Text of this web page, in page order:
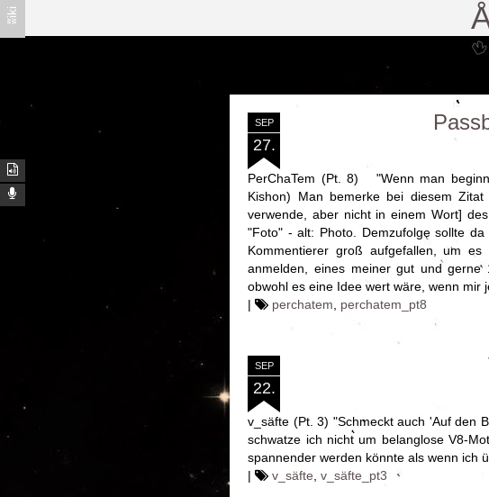
ʬiki
SEP
27.
PerChaTem (Pt. 8) "Wenn man
Kishon) Man bemerke bei diesem
verwende, aber nicht in einem Wort]
"Foto" - alt: Photo. Demzufolge sollte
Kommentierer groß aufgefallen, um
anmelden, eines meiner gut und gerne
obwohl es eine Idee wert wäre, wenn mir
| perchatem perchatem_pt8
SEP
22.
v_säfte (Pt. 3) "Schmeckt auch 'Auf den
schwatze ich nicht um belanglose V8-
spannender werden könnte als wenn ich
| v_säfte ,v_säfte_pt3